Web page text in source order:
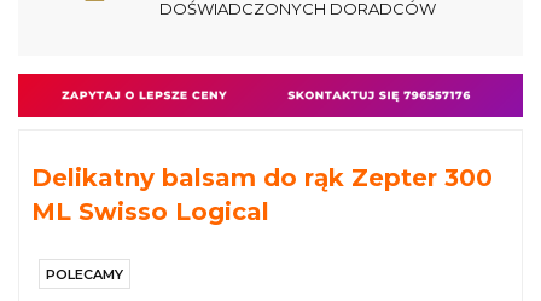
DOŚWIADCZONYCH DORADCÓW
Delikatny balsam do rąk Zepter 300
ML Swisso Logical
POLECAMY